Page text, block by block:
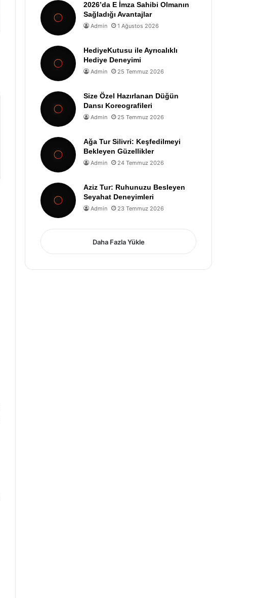
2026’da E İmza Sahibi Olmanın
Sağladığı Avantajlar
Admin 1 Ağustos 2026
HediyeKutusu ile Ayrıcalıklı
Hediye Deneyimi
Admin 25 Temmuz 2026
Size Özel Hazırlanan Düğün
Dansı Koreografileri
Admin 25 Temmuz 2026
Ağa Tur Silivri: Keşfedilmeyi
Bekleyen Güzellikler
Admin 24 Temmuz 2026
Aziz Tur: Ruhunuzu Besleyen
Seyahat Deneyimleri
Admin 23 Temmuz 2026
Daha Fazla Yükle